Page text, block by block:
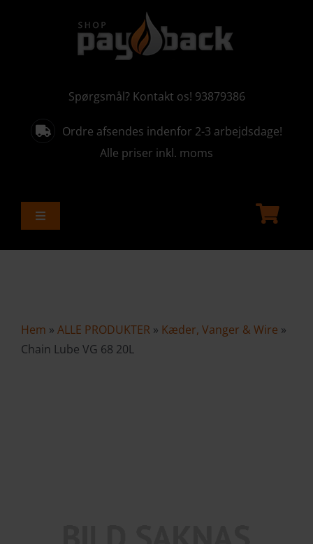
Spørgsmål? Kontakt os! 93879386
Ordre afsendes indenfor 2-3 arbejdsdage!
Alle priser inkl. moms
Toggle
ALLE PRODUKTER
VAREKURV
Hem » ALLE PRODUKTER » Kæder, Vanger & Wire »
Chain Lube VG 68 20L